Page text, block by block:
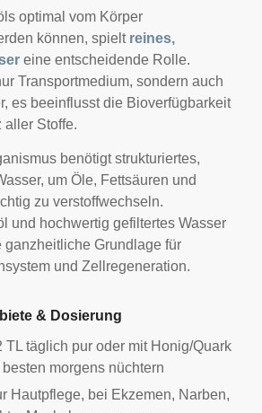
optimal vom Körper
können, spielt reines,
eine entscheidende Rolle.
Transportmedium, sondern auch
es beeinflusst die Bioverfügbarkeit
aller Stoffe.
benötigt strukturiertes,
um Öle, Fettsäuren und
zu verstoffwechseln.
und hochwertig gefiltertes Wasser
ganzheitliche Grundlage für
und Zellregeneration.
& Dosierung
TL täglich pur oder mit Honig/Quark
morgens nüchtern
Hautpflege, bei Ekzemen, Narben,